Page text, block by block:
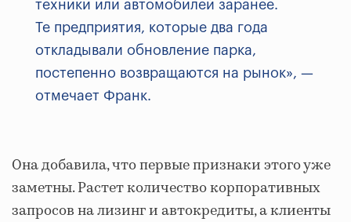
техники или автомобилей заранее.
Те предприятия, которые два года
откладывали обновление парка,
постепенно возвращаются на рынок», —
отмечает Франк.
Она добавила, что первые признаки этого уже
заметны. Растет количество корпоративных
запросов на лизинг и автокредиты, а клиенты